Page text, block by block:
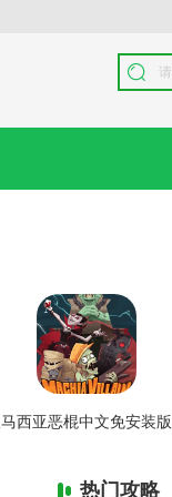
马西亚恶棍中文免安装版
热门攻略